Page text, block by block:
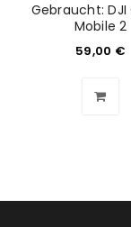
Please select
REGISTRIEREN
Gebraucht: DJI
Mobile 2
59,00 €